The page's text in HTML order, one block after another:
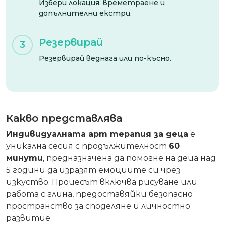
Избери локация, времетраене и
допълнителни екстри.
3 Резервирай
Резервирай веднага или по-късно.
Какво представлява
Индивидуалната арт терапия за деца е
уникална сесия с продължителност 60
минути, предназначена да помогне на деца над
5 години да изразят емоциите си чрез
изкуство. Процесът включва рисуване или
работа с глина, предоставяйки безопасно
пространство за споделяне и личностно
развитие.